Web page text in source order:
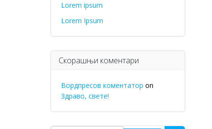
Lorem ipsum
Lorem Ipsum
Скорашњи коментари
Вордпресов коментатор on
Здраво, свете!